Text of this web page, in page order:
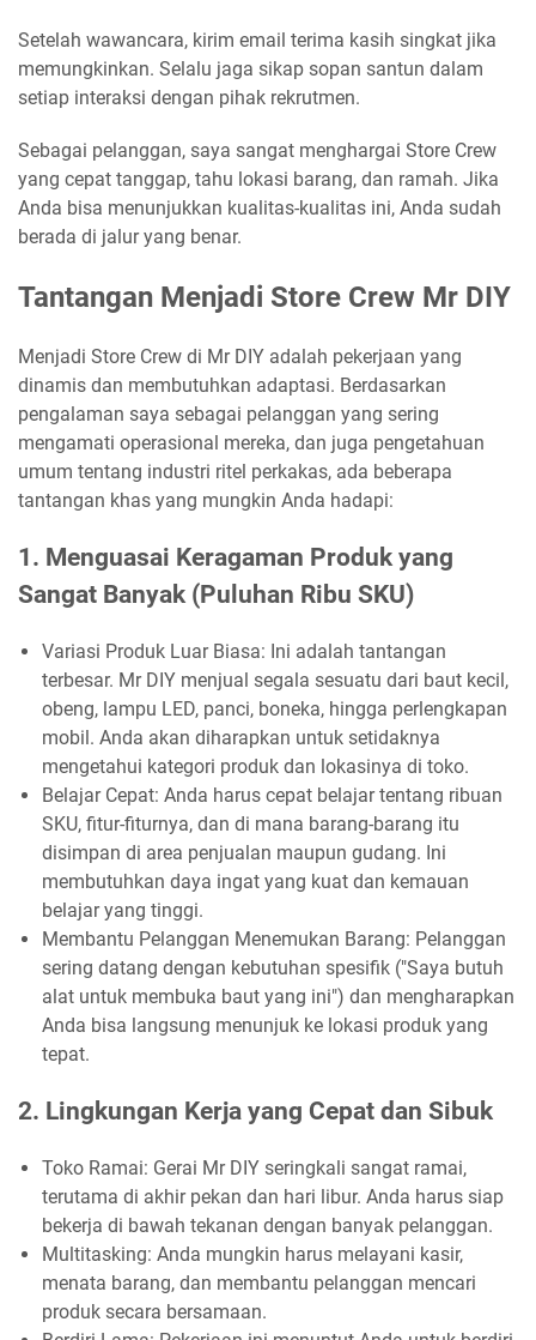
Setelah wawancara, kirim email terima kasih singkat jika
memungkinkan. Selalu jaga sikap sopan santun dalam
setiap interaksi dengan pihak rekrutmen.
Sebagai pelanggan, saya sangat menghargai Store Crew
yang cepat tanggap, tahu lokasi barang, dan ramah. Jika
Anda bisa menunjukkan kualitas-kualitas ini, Anda sudah
berada di jalur yang benar.
Tantangan Menjadi Store Crew Mr DIY
Menjadi Store Crew di Mr DIY adalah pekerjaan yang
dinamis dan membutuhkan adaptasi. Berdasarkan
pengalaman saya sebagai pelanggan yang sering
mengamati operasional mereka, dan juga pengetahuan
umum tentang industri ritel perkakas, ada beberapa
tantangan khas yang mungkin Anda hadapi:
1. Menguasai Keragaman Produk yang
Sangat Banyak (Puluhan Ribu SKU)
Variasi Produk Luar Biasa: Ini adalah tantangan
terbesar. Mr DIY menjual segala sesuatu dari baut kecil,
obeng, lampu LED, panci, boneka, hingga perlengkapan
mobil. Anda akan diharapkan untuk setidaknya
mengetahui kategori produk dan lokasinya di toko.
Belajar Cepat: Anda harus cepat belajar tentang ribuan
SKU, fitur-fiturnya, dan di mana barang-barang itu
disimpan di area penjualan maupun gudang. Ini
membutuhkan daya ingat yang kuat dan kemauan
belajar yang tinggi.
Membantu Pelanggan Menemukan Barang: Pelanggan
sering datang dengan kebutuhan spesifik ("Saya butuh
alat untuk membuka baut yang ini") dan mengharapkan
Anda bisa langsung menunjuk ke lokasi produk yang
tepat.
2. Lingkungan Kerja yang Cepat dan Sibuk
Toko Ramai: Gerai Mr DIY seringkali sangat ramai,
terutama di akhir pekan dan hari libur. Anda harus siap
bekerja di bawah tekanan dengan banyak pelanggan.
Multitasking: Anda mungkin harus melayani kasir,
menata barang, dan membantu pelanggan mencari
produk secara bersamaan.